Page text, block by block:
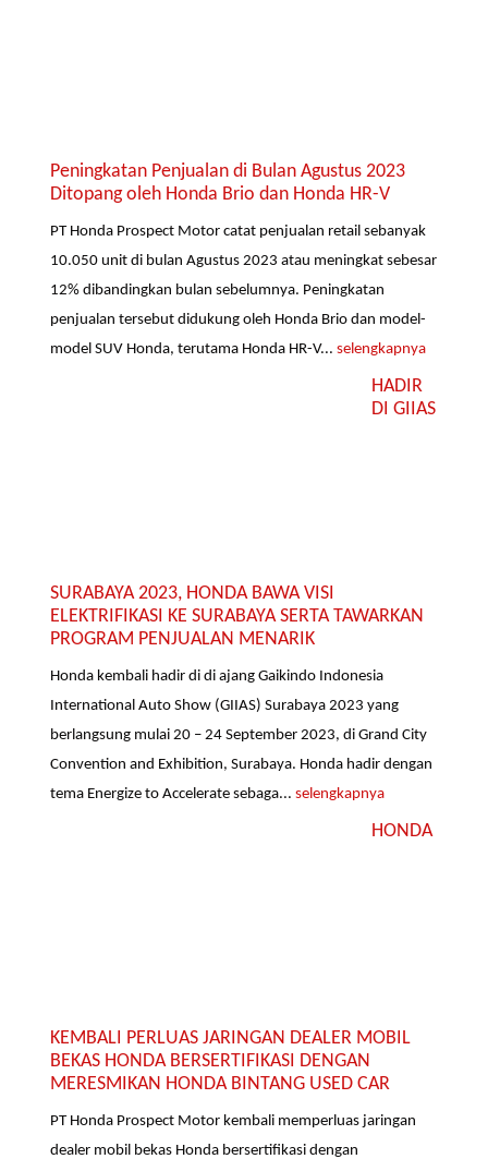
Peningkatan Penjualan di Bulan Agustus 2023
Ditopang oleh Honda Brio dan Honda HR-V
PT Honda Prospect Motor catat penjualan retail sebanyak
10.050 unit di bulan Agustus 2023 atau meningkat sebesar
12% dibandingkan bulan sebelumnya. Peningkatan
penjualan tersebut didukung oleh Honda Brio dan model-
model SUV Honda, terutama Honda HR-V...selengkapnya
HADIR
DI GIIAS
SURABAYA 2023, HONDA BAWA VISI
ELEKTRIFIKASI KE SURABAYA SERTA TAWARKAN
PROGRAM PENJUALAN MENARIK
Honda kembali hadir di di ajang Gaikindo Indonesia
International Auto Show (GIIAS) Surabaya 2023 yang
berlangsung mulai 20 – 24 September 2023, di Grand City
Convention and Exhibition, Surabaya. Honda hadir dengan
tema Energize to Accelerate sebaga...selengkapnya
HONDA
KEMBALI PERLUAS JARINGAN DEALER MOBIL
BEKAS HONDA BERSERTIFIKASI DENGAN
MERESMIKAN HONDA BINTANG USED CAR
PT Honda Prospect Motor kembali memperluas jaringan
dealer mobil bekas Honda bersertifikasi dengan